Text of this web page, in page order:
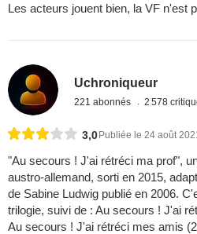
Les acteurs jouent bien, la VF n'est
Uchroniqueur
221 abonnés 2 578
3,0Publiée le 24 août
"Au secours ! J'ai rétréci ma prof",
austro-allemand, sorti en 2015,
de Sabine Ludwig publié en 2006.
trilogie, suivi de : Au secours ! J'ai
Au secours ! J'ai rétréci mes amis